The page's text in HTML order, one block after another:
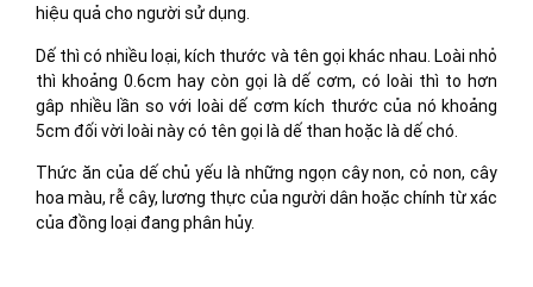
hiệu quả cho người sử dụng.
Dế thì có nhiều loại, kích thước và tên gọi khác nhau. Loài nhỏ
thì khoảng 0.6cm hay còn gọi là dế cơm, có loài thì to hơn
gâp nhiều lần so với loài dế cơm kích thước của nó khoảng
5cm đối vời loài này có tên gọi là dế than hoặc là dế chó.
Thức ăn của dế chủ yếu là những ngọn cây non, cỏ non, cây
hoa màu, rễ cây, lương thực của người dân hoặc chính từ xác
của đồng loại đang phân hủy.